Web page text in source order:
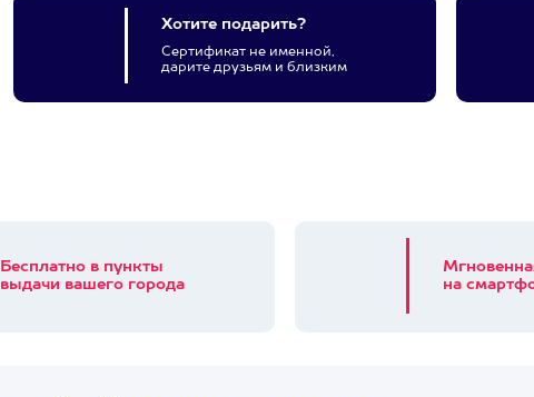
Хотите подарить?
Сертификат не именной,
дарите друзьям и близким
Бесплатно в пункты
выдачи вашего города
на